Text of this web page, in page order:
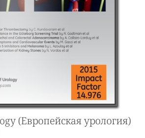
(Европейская урология)